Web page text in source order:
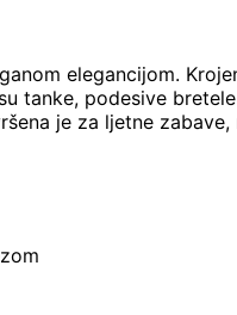
elegancijom.
tanke, podesive
je za ljetne